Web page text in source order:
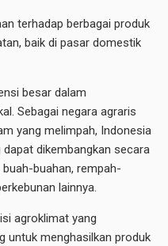
terhadap berbagai produk
baik di pasar domestik
besar dalam
Sebagai negara agraris
yang melimpah, Indonesia
dikembangkan secara
buahan, rempah-
lainnya.
agroklimat yang
untuk menghasilkan produk